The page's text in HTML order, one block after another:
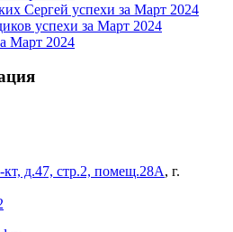
Сергей успехи за Март 2024
успехи за Март 2024
д.47, стр.2, помещ.28А, г.